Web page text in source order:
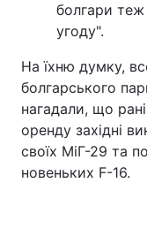
болгари
угоду".
На їхню думку,
болгарського
нагадали, що
оренду західні
своїх МіГ-29 та
новеньких F-16.